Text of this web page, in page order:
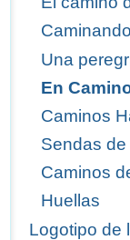
Una
En
Caminos
Sendas
Caminos
Huellas
Logotipo de